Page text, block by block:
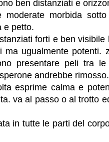
ben distanziati e
moderate morbida
e petto.
forti e ben
ma ugualmente potenti.
presentare peli tra
andrebbe rimosso.
esprime calma e
va al passo o al trotto
in tutte le parti del